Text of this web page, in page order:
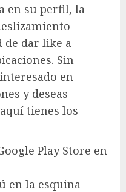
en su perfil, la
de dar like a
Sin
en
y deseas
tienes los
Play Store en
en la esquina